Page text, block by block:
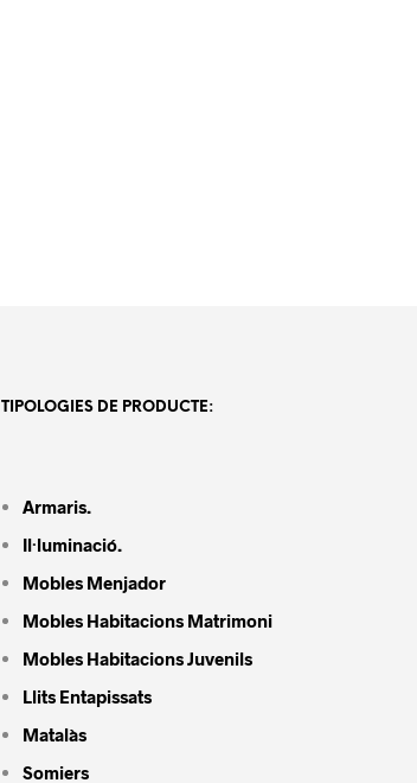
TIPOLOGIES DE PRODUCTE:
Armaris.
Il·luminació.
Mobles Menjador
Mobles Habitacions Matrimoni
Mobles Habitacions Juvenils
Llits Entapissats
Matalàs
Somiers